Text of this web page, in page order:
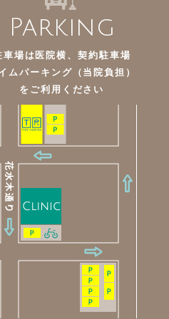
Parking
車場は医院横、契約駐車場
ムパーキング（当院負担）
をご利用ください